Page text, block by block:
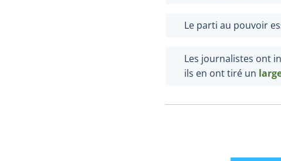
Le parti au pouvoir
Les journalistes ont
ils en ont tiré un